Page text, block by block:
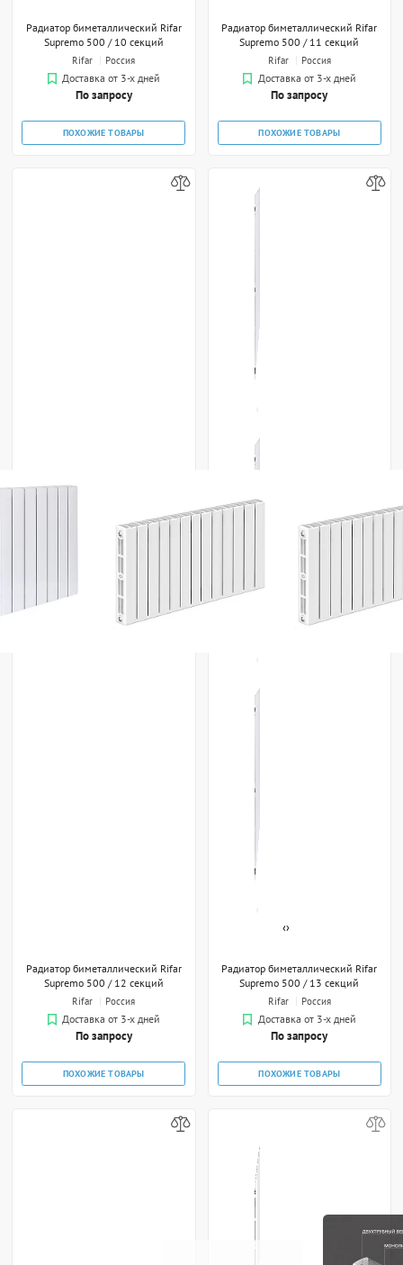
Радиатор биметаллический Rifar
Supremo 500 / 10 секций
Rifar
Россия
Доставка от 3-х дней
По запросу
ПОХОЖИЕ ТОВАРЫ
Радиатор биметаллический Rifar
Supremo 500 / 11 секций
Rifar
Россия
Доставка от 3-х дней
По запросу
ПОХОЖИЕ ТОВАРЫ
‹›
Радиатор биметаллический Rifar
Supremo 500 / 12 секций
Rifar
Россия
Доставка от 3-х дней
По запросу
ПОХОЖИЕ ТОВАРЫ
Радиатор биметаллический Rifar
Supremo 500 / 13 секций
Rifar
Россия
Доставка от 3-х дней
По запросу
ПОХОЖИЕ ТОВАРЫ